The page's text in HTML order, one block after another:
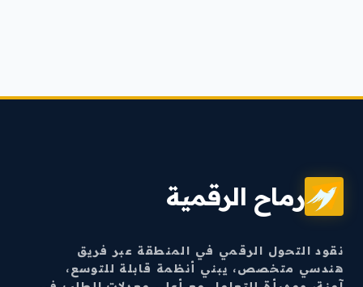
رماح الرقمية
نقود التحول الرقمي في المنطقة عبر فريق
هندسي متخصص، يبني أنظمة قابلة للتوسع،